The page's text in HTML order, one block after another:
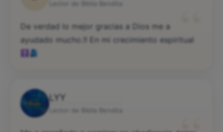
“
De verdad lo mejor gracias a Dios me a
ayudado mucho.!! En mi crecimiento espiritual
LYY